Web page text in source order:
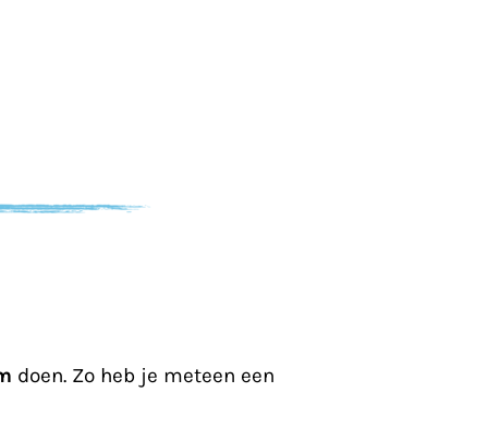
doen. Zo heb je meteen een